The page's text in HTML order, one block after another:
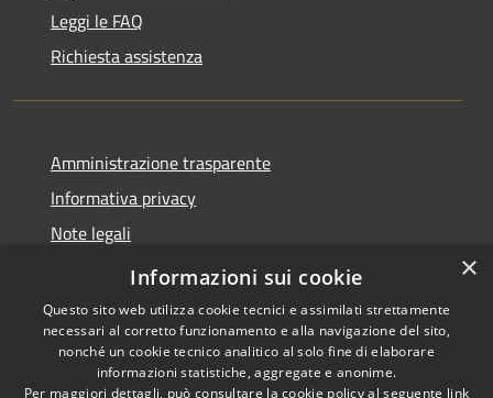
Leggi le FAQ
Richiesta assistenza
Amministrazione trasparente
Informativa privacy
Note legali
Dichiarazione di accessibilità
Copyright © 2026 • Comune di
×
Informazioni sui cookie
Questo sito web utilizza cookie tecnici e assimilati strettamente
necessari al corretto funzionamento e alla navigazione del sito,
nonché un cookie tecnico analitico al solo fine di elaborare
informazioni statistiche, aggregate e anonime.
Per maggiori dettagli, può consultare la cookie policy al seguente link